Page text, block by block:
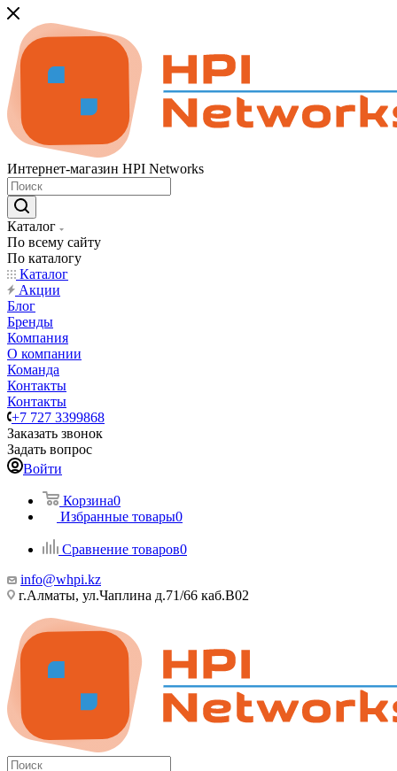
Интернет-магазин HPI Networks
Каталог
По всему сайту
По каталогу
Каталог
Акции
Блог
Бренды
Компания
О компании
Команда
Контакты
Контакты
+7 727 3399868
Заказать звонок
Задать вопрос
Войти
Корзина0
Избранные товары0
Сравнение товаров0
info@whpi.kz
г.Алматы, ул.Чаплина д.71/66 каб.B02